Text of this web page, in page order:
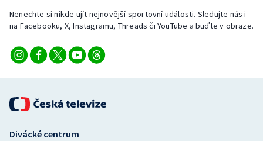
Nenechte si nikde ujít nejnovější sportovní události. Sledujte nás i
na Facebooku, X, Instagramu, Threads či YouTube a buďte v obraze.
Divácké centrum